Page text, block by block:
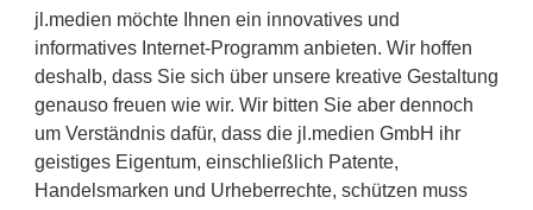
jl.medien möchte Ihnen ein innovatives und
informatives Internet-Programm anbieten. Wir hoffen
deshalb, dass Sie sich über unsere kreative Gestaltung
genauso freuen wie wir. Wir bitten Sie aber dennoch
um Verständnis dafür, dass die jl.medien GmbH ihr
geistiges Eigentum, einschließlich Patente,
Handelsmarken und Urheberrechte, schützen muss